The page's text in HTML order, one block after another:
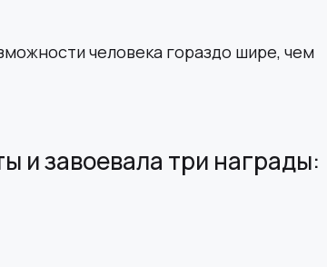
человека гораздо шире, чем
и завоевала три награды: